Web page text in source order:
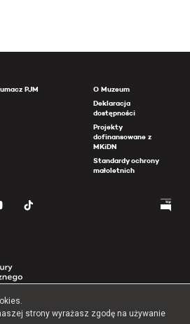
PJM
O Muzeum
Deklaracja
dostępności
Projekty
dofinansowane z
MKiDN
Standardy ochrony
małoletnich
strony wyrażasz zgodę na używanie